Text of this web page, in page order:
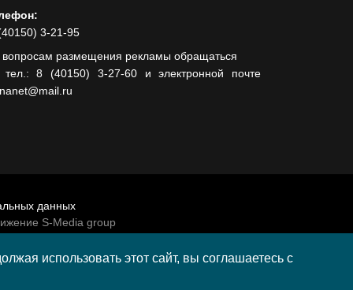
3-21-95
размещения рекламы обращаться
тел.: 8 (40150) 3-27-60 и электронной почте
данных
S-Media group
использовать этот сайт, вы соглашаетесь с